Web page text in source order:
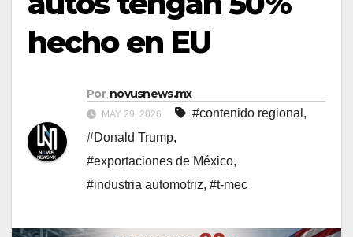
hecho en EU
Por novusnews.mx
MAY 29, 2026 #contenido regional ,
#Donald Trump,
#exportaciones de México,
#industria automotriz, #t-mec